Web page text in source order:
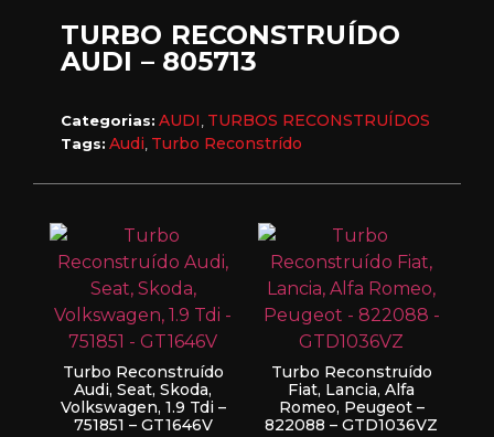
TURBO RECONSTRUÍDO
AUDI – 805713
Categorias: AUDI, TURBOS RECONSTRUÍDOS
Tags: Audi, Turbo Reconstrído
Turbo Reconstruído
Audi, Seat, Skoda,
Volkswagen, 1.9 Tdi –
751851 – GT1646V
Turbo Reconstruído
Fiat, Lancia, Alfa
Romeo, Peugeot –
822088 – GTD1036VZ